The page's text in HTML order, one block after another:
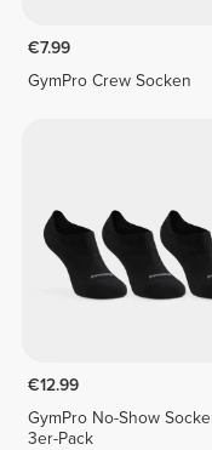
€7.99
GymPro Crew Socken
€12.99
GymPro No-Show
3er-Pack